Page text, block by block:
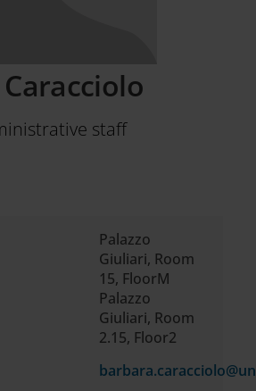
staff
Palazzo
Giuliari, Room
15, FloorM
Palazzo
Giuliari, Room
2.15, Floor2